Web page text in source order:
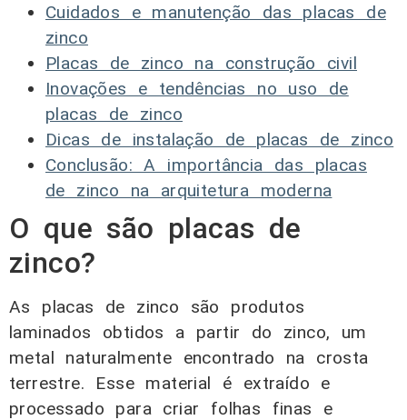
Cuidados e manutenção das placas de
zinco
Placas de zinco na construção civil
Inovações e tendências no uso de
placas de zinco
Dicas de instalação de placas de zinco
Conclusão: A importância das placas
de zinco na arquitetura moderna
O que são placas de
zinco?
As placas de zinco são produtos
laminados obtidos a partir do zinco, um
metal naturalmente encontrado na crosta
terrestre. Esse material é extraído e
processado para criar folhas finas e